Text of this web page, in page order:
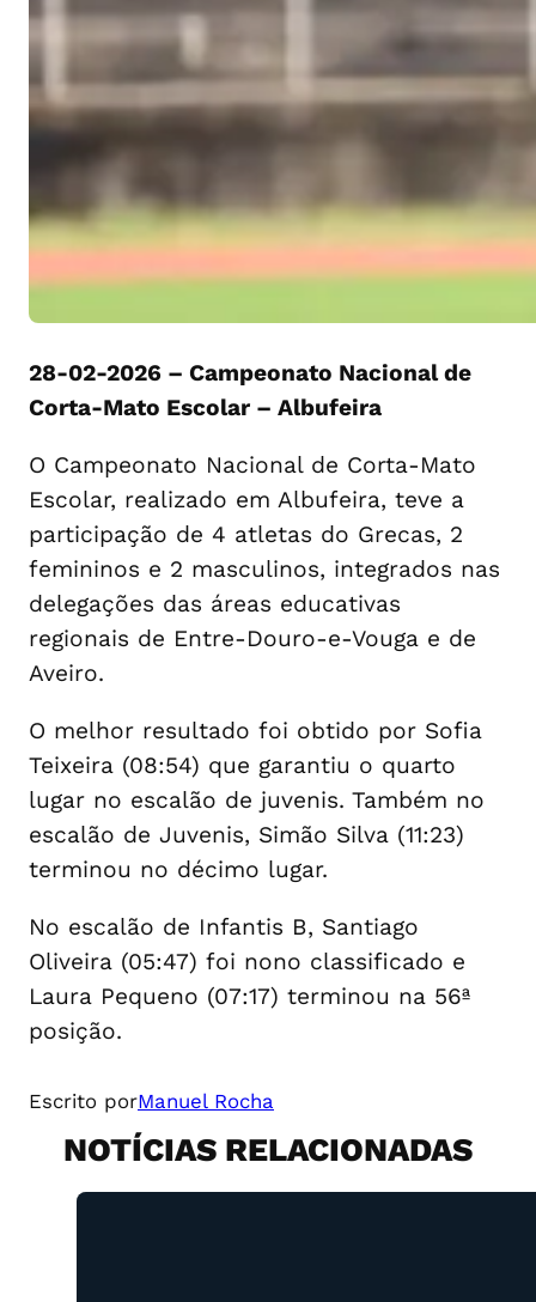
28-02-2026 – Campeonato Nacional de
Corta-Mato Escolar – Albufeira
O Campeonato Nacional de Corta-Mato
Escolar, realizado em Albufeira, teve a
participação de 4 atletas do Grecas, 2
femininos e 2 masculinos, integrados nas
delegações das áreas educativas
regionais de Entre-Douro-e-Vouga e de
Aveiro.
O melhor resultado foi obtido por Sofia
Teixeira (08:54) que garantiu o quarto
lugar no escalão de juvenis. Também no
escalão de Juvenis, Simão Silva (11:23)
terminou no décimo lugar.
No escalão de Infantis B, Santiago
Oliveira (05:47) foi nono classificado e
Laura Pequeno (07:17) terminou na 56ª
posição.
Escrito porManuel Rocha
NOTÍCIAS RELACIONADAS